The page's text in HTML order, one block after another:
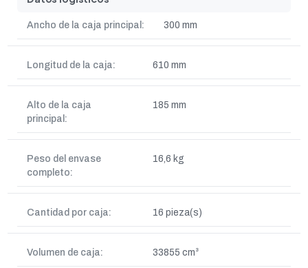
Ancho de la caja principal: 300 mm
Longitud de la caja: 610 mm
Alto de la caja
principal:
185 mm
Peso del envase
completo:
16,6 kg
Cantidad por caja: 16 pieza(s)
Volumen de caja: 33855 cm³